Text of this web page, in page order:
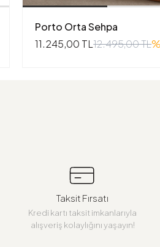
Porto Orta Sehpa
11.245,00 TL12.495,00 TL
Taksit Fırsatı
Kredi kartı taksit imkanlarıyla
alışveriş kolaylığını yaşayın!